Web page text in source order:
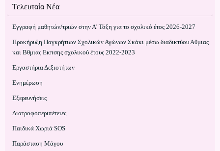
Τελευταία Νέα
Εγγραφή μαθητών/τριών στην Α’ Τάξη για το σχολικό έτος 2026-2027
Προκήρυξη Παγκρήτιων Σχολικών Αγώνων Σκάκι μέσω διαδικτύου Αθμιας
και Βθμιας Εκπσης σχολικού έτους 2022-2023
Εργαστήρια Δεξιοτήτων
Ενημέρωση
Εξερευνήσεις
Διατροφοπεριπέτειες
Παιδικά Χωριά SOS
Παράσταση Μάγου